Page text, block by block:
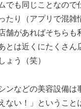
でも同じことなので
たり（アプリで混雑
舗があればそちらも
とは近くにたくさん
ょう（笑）
ンなどの美容設備は
ない！」ということ